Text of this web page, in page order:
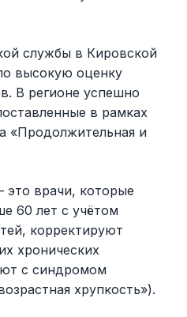
службы в Кировской
высокую оценку
В регионе успешно
в рамках
«Продолжительная и
врачи, которые
60 лет с учётом
корректируют
хронических
с синдромом
хрупкость»).